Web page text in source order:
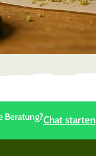
Beratung?Chat starten